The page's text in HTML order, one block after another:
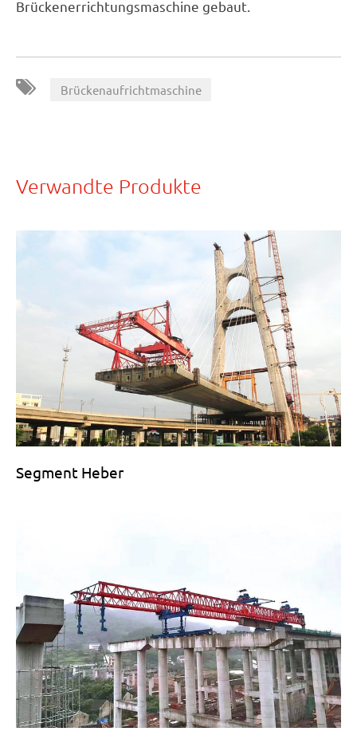
Brückenerrichtungsmaschine gebaut.
Brückenaufrichtmaschine
Verwandte Produkte
Segment Heber